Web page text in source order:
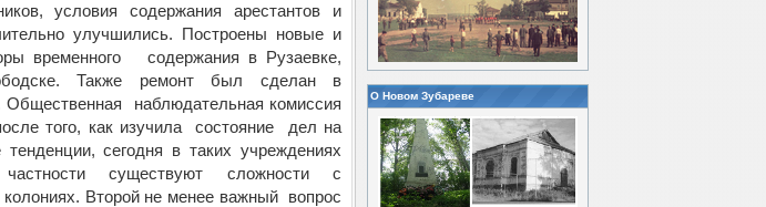
условия содержания арестантов и
улучшились. Построены новые и
временного содержания в Рузаевке,
Также ремонт был сделан в
наблюдательная комиссия
того, как изучила состояние дел на
сегодня в таких учреждениях
существуют сложности с
Второй не менее важный вопрос
О Новом Зубареве